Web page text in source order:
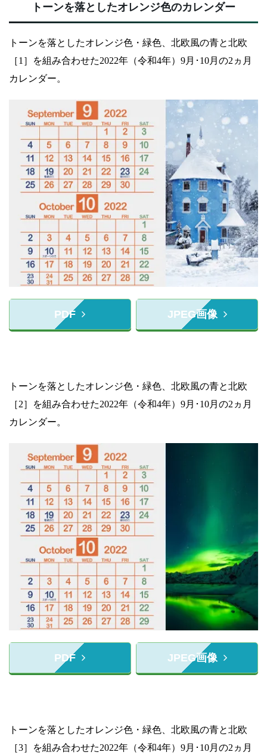
トーンを落としたオレンジ色のカレンダー
トーンを落としたオレンジ色・緑色、北欧風の青と北欧
［1］を組み合わせた2022年（令和4年）9月･10月の2ヵ月
カレンダー。
PDF JPEG画像
トーンを落としたオレンジ色・緑色、北欧風の青と北欧
［2］を組み合わせた2022年（令和4年）9月･10月の2ヵ月
カレンダー。
PDF JPEG画像
トーンを落としたオレンジ色・緑色、北欧風の青と北欧
［3］を組み合わせた2022年（令和4年）9月･10月の2ヵ月